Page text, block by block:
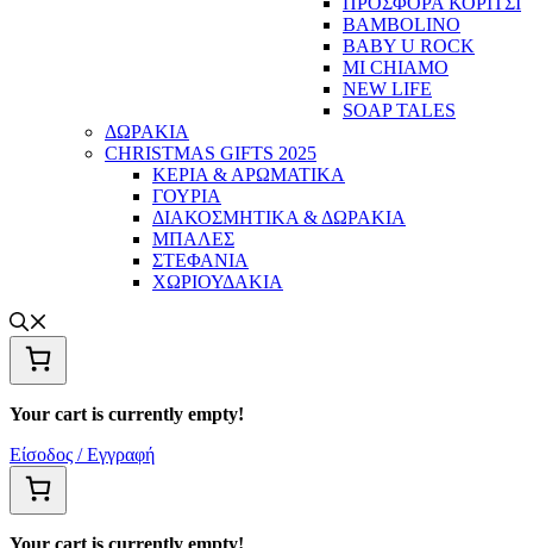
BAMBOLINO
BABY U ROCK
MI CHIAMO
NEW LIFE
SOAP TALES
ΔΩΡΑΚΙΑ
CHRISTMAS GIFTS 2025
ΚΕΡΙΑ & ΑΡΩΜΑΤΙΚΑ
ΓΟΥΡΙΑ
ΔΙΑΚΟΣΜΗΤΙΚΑ & ΔΩΡΑΚΙΑ
ΜΠΑΛΕΣ
ΣΤΕΦΑΝΙΑ
ΧΩΡΙΟΥΔΑΚΙΑ
Your cart is currently empty!
Είσοδος / Εγγραφή
Your cart is currently empty!